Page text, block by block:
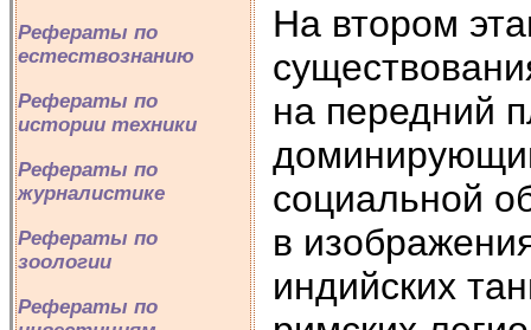
Рефераты по
естествознанию
Рефераты по
истории техники
Рефераты по
журналистике
Рефераты по
зоологии
Рефераты по
На втором
на передний
социальной
в
индийских